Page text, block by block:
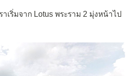
าเริ่มจาก Lotus พระราม 2 มุ่งหน้าไป